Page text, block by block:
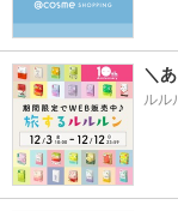
＼
ルル